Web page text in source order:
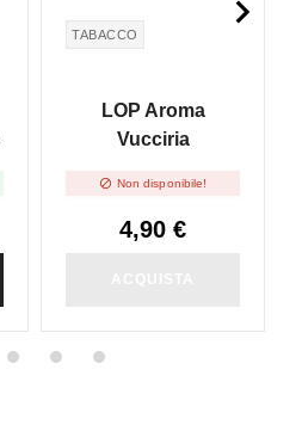
TABACCO
LOP Aroma
Vucciria
 Non disponibile!
4,90 €
